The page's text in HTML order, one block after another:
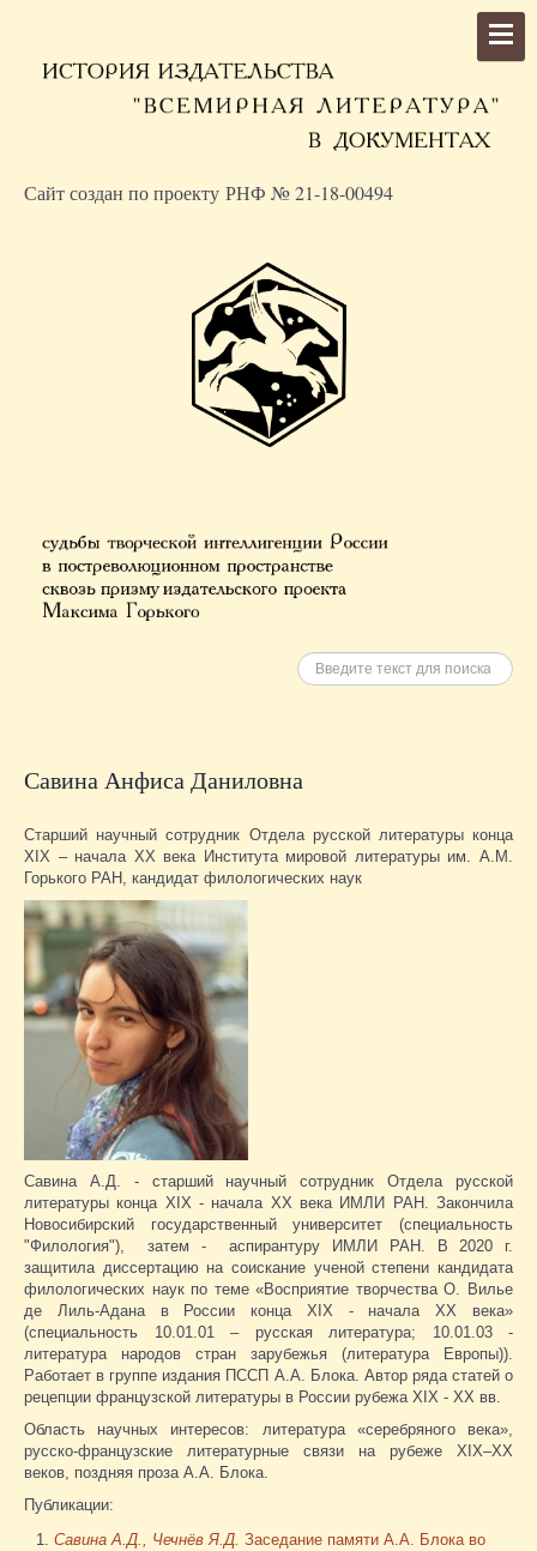
Сайт создан по проекту РНФ № 21-18-00494
Искать
Савина Анфиса Даниловна
Старший научный сотрудник Отдела русской литературы конца
XIX – начала XX века Института мировой литературы им. А.М.
Горького РАН, кандидат филологических наук
Савина А.Д. - старший научный сотрудник Отдела русской
литературы конца XIX - начала XX века ИМЛИ РАН. Закончила
Новосибирский государственный университет (специальность
"Филология"), затем - аспирантуру ИМЛИ РАН. В 2020 г.
защитила диссертацию на соискание ученой степени кандидата
филологических наук по теме «Восприятие творчества О. Вилье
де Лиль-Адана в России конца XIX - начала ХХ века»
(специальность 10.01.01 – русская литература; 10.01.03 -
литература народов стран зарубежья (литература Европы)).
Работает в группе издания ПССП А.А. Блока. Автор ряда статей о
рецепции французской литературы в России рубежа XIX - ХХ вв.
Область научных интересов: литература «серебряного века»,
русско-французские литературные связи на рубеже XIX–XX
веков, поздняя проза А.А. Блока.
Публикации:
Савина А.Д., Чечнёв Я.Д. Заседание памяти А.А. Блока во